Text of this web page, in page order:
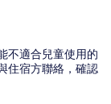
不適合兒童使用的
住宿方聯絡，確認